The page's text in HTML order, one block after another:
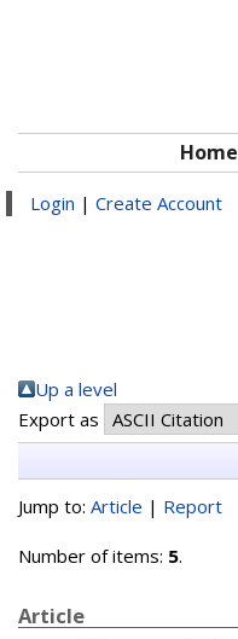
Home
Login | Create Account
Up a level
Export as
Jump to: Article | Report
Number of items: 5.
Article